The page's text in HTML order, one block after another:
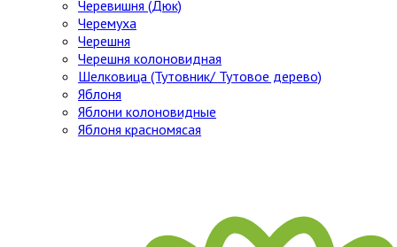
Черевишня (Дюк)
Черемуха
Черешня
Черешня колоновидная
Шелковица (Тутовник/ Тутовое дерево)
Яблоня
Яблони колоновидные
Яблоня красномясая